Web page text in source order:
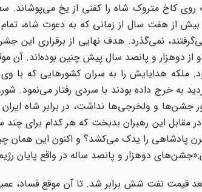
روی کاخ متروک شاه را کفنی از یخ می‌پوشاند.
از هفت سال از زمانی که به دعوت شاه،
نمی‌گذرد. هدف نهایی از برقراری این
دوهزار و پانصد سال پیش چنین بوده‌اند. آن
نمود. ملکه هدایایش را به سران کشورهایی که
به خرج داده بودند با سردی رفتار می‌نمود.
و ولخرجی‌ها نداشت، در برابر شاه ایران
مقابل این رهبران بدبخت که هر کدام برای
احساس غرور و تبختر کند، در حالی که خودش تاریخ 25 قرن پادشاهی را یدک
دوهزار و پانصد ساله در واقع پایان رژیم
قیمت نفت شش برابر شد. تا آن موقع فساد،